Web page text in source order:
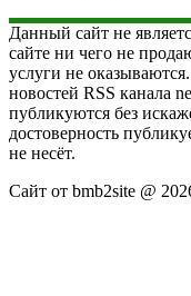
Данный сайт не
сайте ни чего не
услуги не
новостей RSS канала
публикуются без
достоверность
не несёт.
Сайт от bmb2site @